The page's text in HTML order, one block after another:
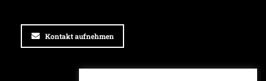
Kontakt aufnehmen